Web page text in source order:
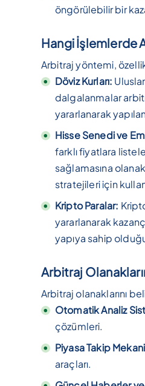
öngörülebilir bir
Hangi İşlemlerde
Arbitraj yöntemi,
Döviz Kurları:
dalgalanmalar
yararlanarak
Hisse Senedi ve
farklı fiyatlara
sağlamasına
stratejileri için
Kripto Paralar:
yararlanarak
yapıya sahip
Arbitraj
Arbitraj olanaklarını
Otomatik Analiz
çözümleri.
Piyasa Takip
araçları.